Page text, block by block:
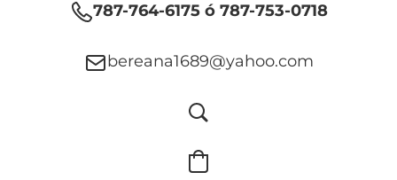
787-764-6175 ó 787-753-0718
bereana1689@yahoo.com